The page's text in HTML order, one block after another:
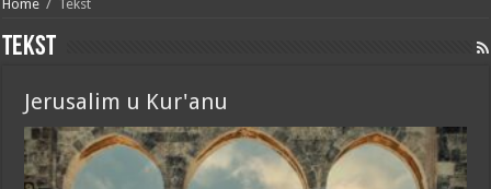
Home / Tekst
Tekst
Jerusalim u Kur'anu